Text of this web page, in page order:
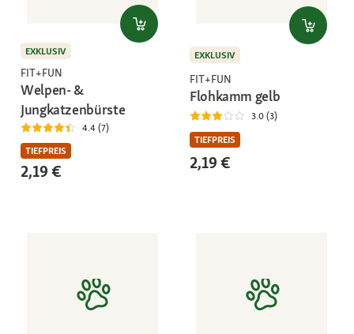
EXKLUSIV
FIT+FUN
Welpen- &
Jungkatzenbürste
4.4 (7)
TIEFPREIS
2,19 €
EXKLUSIV
FIT+FUN
Flohkamm gelb
3.0 (3)
TIEFPREIS
2,19 €